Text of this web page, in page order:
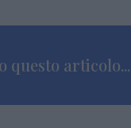
questo articolo...